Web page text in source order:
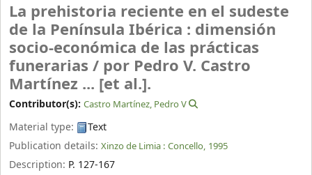
La prehistoria reciente en el sudeste
de la Península Ibérica : dimensión
socio-económica de las prácticas
funerarias / por Pedro V. Castro
Martínez ... [et al.].
Contributor(s): Castro Martínez, Pedro V
Material type:
Text
Publication details: Xinzo de Limia : Concello, 1995
Description: P. 127-167